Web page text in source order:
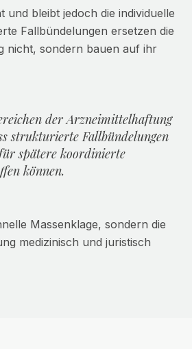
und bleibt jedoch die individuelle
Fallbündelungen ersetzen die
nicht, sondern bauen auf ihr
der Arzneimittelhaftung
strukturierte Fallbündelungen
spätere koordinierte
können.
Massenklage, sondern die
medizinisch und juristisch